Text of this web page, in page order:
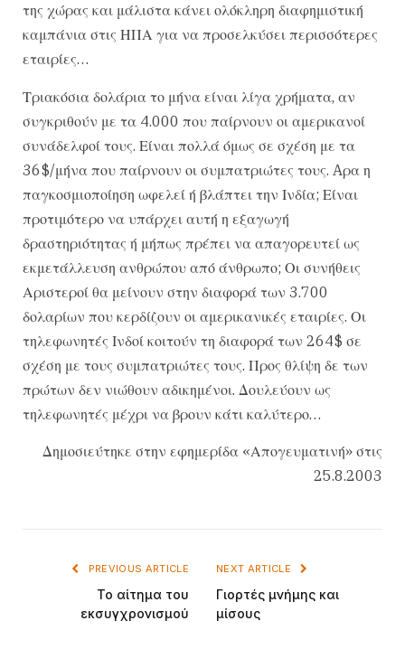
της χώρας και μάλιστα κάνει ολόκληρη διαφημιστική
καμπάνια στις ΗΠΑ για να προσελκύσει περισσότερες
εταιρίες…
Τριακόσια δολάρια το μήνα είναι λίγα χρήματα, αν
συγκριθούν με τα 4.000 που παίρνουν οι αμερικανοί
συνάδελφοί τους. Είναι πολλά όμως σε σχέση με τα
36$/μήνα που παίρνουν οι συμπατριώτες τους. Aρα η
παγκοσμιοποίηση ωφελεί ή βλάπτει την Ινδία; Είναι
προτιμότερο να υπάρχει αυτή η εξαγωγή
δραστηριότητας ή μήπως πρέπει να απαγορευτεί ως
εκμετάλλευση ανθρώπου από άνθρωπο; Οι συνήθεις
Αριστεροί θα μείνουν στην διαφορά των 3.700
δολαρίων που κερδίζουν οι αμερικανικές εταιρίες. Οι
τηλεφωνητές Ινδοί κοιτούν τη διαφορά των 264$ σε
σχέση με τους συμπατριώτες τους. Προς θλίψη δε των
πρώτων δεν νιώθουν αδικημένοι. Δουλεύουν ως
τηλεφωνητές μέχρι να βρουν κάτι καλύτερο…
Δημοσιεύτηκε στην εφημερίδα «Απογευματινή» στις
25.8.2003
PREVIOUS ARTICLE
Το αίτημα του
εκσυγχρονισμού
NEXT ARTICLE
Γιορτές μνήμης και
μίσους